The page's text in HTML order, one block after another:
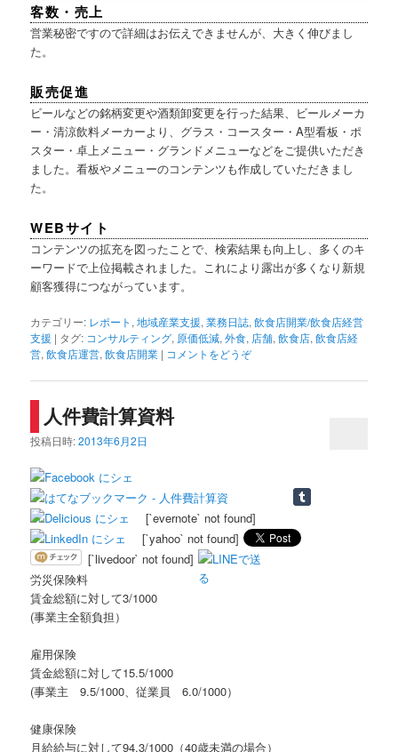
客数・売上
営業秘密ですので詳細はお伝えできませんが、大きく伸びまし
た。
販売促進
ビールなどの銘柄変更や酒類卸変更を行った結果、ビールメーカ
ー・清涼飲料メーカーより、グラス・コースター・A型看板・ポ
スター・卓上メニュー・グランドメニューなどをご提供いただき
ました。看板やメニューのコンテンツも作成していただきまし
た。
WEBサイト
コンテンツの拡充を図ったことで、検索結果も向上し、多くのキ
ーワードで上位掲載されました。これにより露出が多くなり新規
顧客獲得につながっています。
カテゴリー: レポート ,地域産業支援,業務日誌,飲食店開業/飲食店経営
支援 | タグ: コンサルティング, 原価低減,外食, 店舗,飲食店,飲食店経
営,飲食店運営,飲食店開業 | コメントをどうぞ
人件費計算資料
投稿日時:2013年6月2日
[`evernote` not found]
[`yahoo` not found]
[`livedoor` not found]
労災保険料
賃金総額に対して3/1000
(事業主全額負担）
雇用保険
賃金総額に対して15.5/1000
(事業主 9.5/1000、従業員 6.0/1000）
健康保険
月給給与に対して94.3/1000（40歳未満の場合）